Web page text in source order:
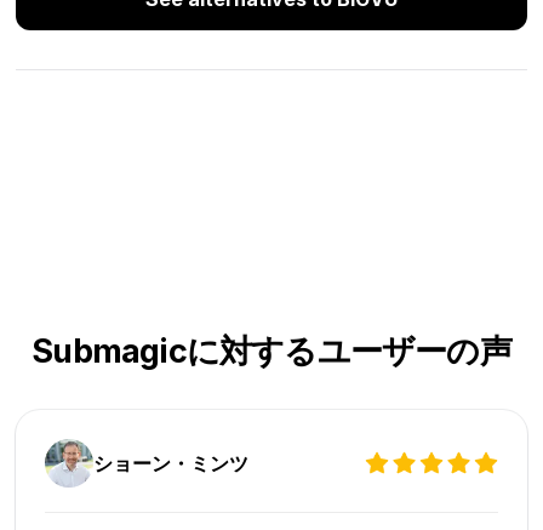
Submagicに対するユーザーの声
ショーン・ミンツ